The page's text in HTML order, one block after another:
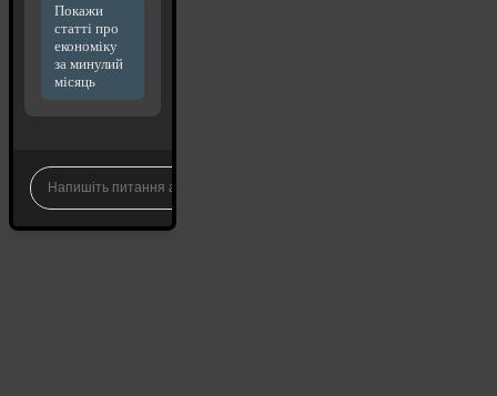
Покажи
статті про
економіку
за минулий
місяць